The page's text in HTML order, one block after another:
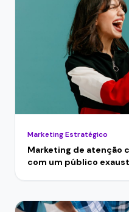
Marketing Estratégico
Marketing de atenção
com um público